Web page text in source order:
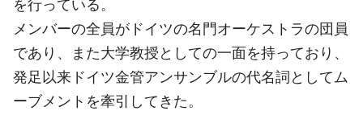
を行っている。
メンバーの全員がドイツの名門オーケストラの団員
であり、また大学教授としての一面を持っており、
発足以来ドイツ金管アンサンブルの代名詞としてム
ーブメントを牽引してきた。